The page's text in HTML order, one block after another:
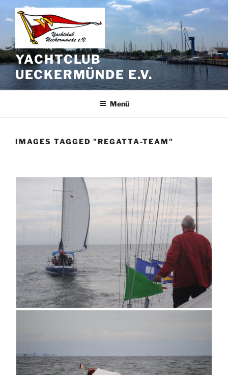
Zum
Inhalt
springen
YACHTCLUB
UECKERMÜNDE E.V.
Menü
IMAGES TAGGED "REGATTA-TEAM"